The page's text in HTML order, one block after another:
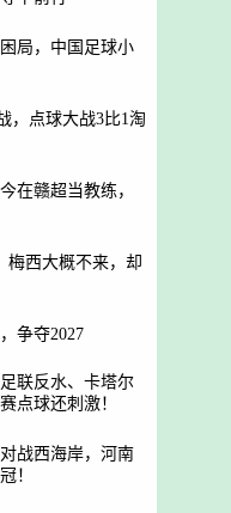
局，中国足球小
，点球大战3比1淘
在赣超当教练，
梅西大概不来，却
争夺2027
联反水、卡塔尔
点球还刺激！
战西海岸，河南
！